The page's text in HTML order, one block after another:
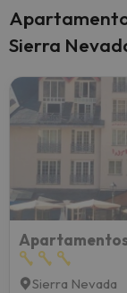
Sierra
Sierra Nevada